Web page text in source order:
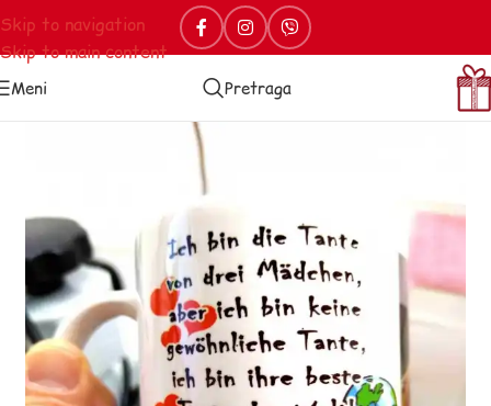
Skip to navigation
Skip to main content
Meni Pretraga